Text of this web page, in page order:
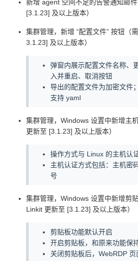
新增 agent 空间不足的告警通知邮
[3.1.23] 及以上版本）
集群管理，新增 “配置文件” 按钮（
3.1.23] 及以上版本）
弹窗内展示配置文件名称、
入并重启、取消按钮
导出的配置文件为加密文件
支持 yaml
集群管理，Windows 设置中新增主
更新至 [3.1.23] 及以上版本）
操作方式与 Linux 的主机认
主机认证方式包括：主机密
号
集群管理，Windows 设置中新增剪
Linkit 更新至 [3.1.23] 及以上版本）
剪贴板功能默认开启
开启剪贴板，和原来功能保
关闭剪贴板后，WebRDP